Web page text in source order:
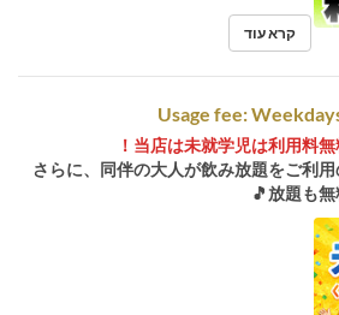
קרא עוד
Usage fee:
当店は未就学児は利用料無
さらに、同伴の大人が飲み放題をご利
放題も無